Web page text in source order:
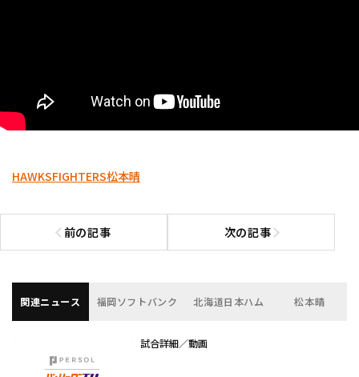
HAWKSFIGHTERS松本晴
前の記事
前の記事へ 次の記事次の記事へ
関連ニュース 福岡ソフトバンク 北海道日本ハム 松本晴
試合詳細／動画